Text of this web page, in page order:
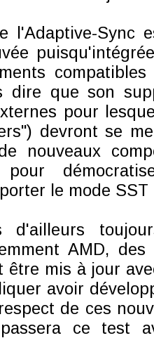
l'Adaptive-Sync
dire que son
pour
devront se
nouveaux
le mode SST
d'ailleurs
AMD,
être mis à jour
avoir
de ces
ce test